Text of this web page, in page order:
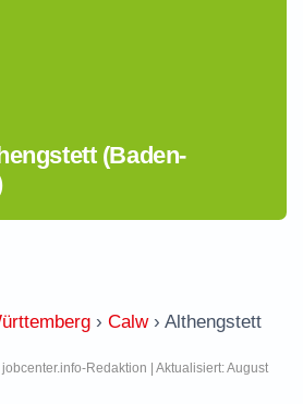
(Baden-
› Calw› Althengstett
Redaktion | Aktualisiert: August